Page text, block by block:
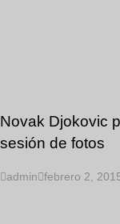
Novak Djokovic
sesión de fotos
admin febrero 2,